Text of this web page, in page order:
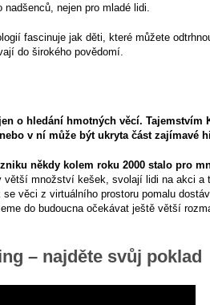
nejen pro mladé lidi.
fascinuje jak děti, které můžete
do širokého povědomí.
o hledání hmotných věcí. Tajemstvím
v ní může být ukryta část zajímavé
někdy kolem roku 2000 stalo pro
větší množství kešek, svolají lidi na akci
věci z virtuálního prostoru pomalu
do budoucna očekávat ještě větší
– najděte svůj poklad